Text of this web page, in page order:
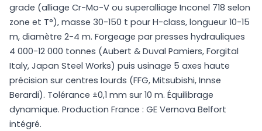
grade (alliage Cr-Mo-V ou superalliage Inconel 718 selon
zone et T°), masse 30-150 t pour H-class, longueur 10-15
m, diamètre 2-4 m. Forgeage par presses hydrauliques
4 000-12 000 tonnes (Aubert & Duval Pamiers, Forgital
Italy, Japan Steel Works) puis usinage 5 axes haute
précision sur centres lourds (FFG, Mitsubishi, Innse
Berardi). Tolérance ±0,1 mm sur 10 m. Équilibrage
dynamique. Production France : GE Vernova Belfort
intégré.